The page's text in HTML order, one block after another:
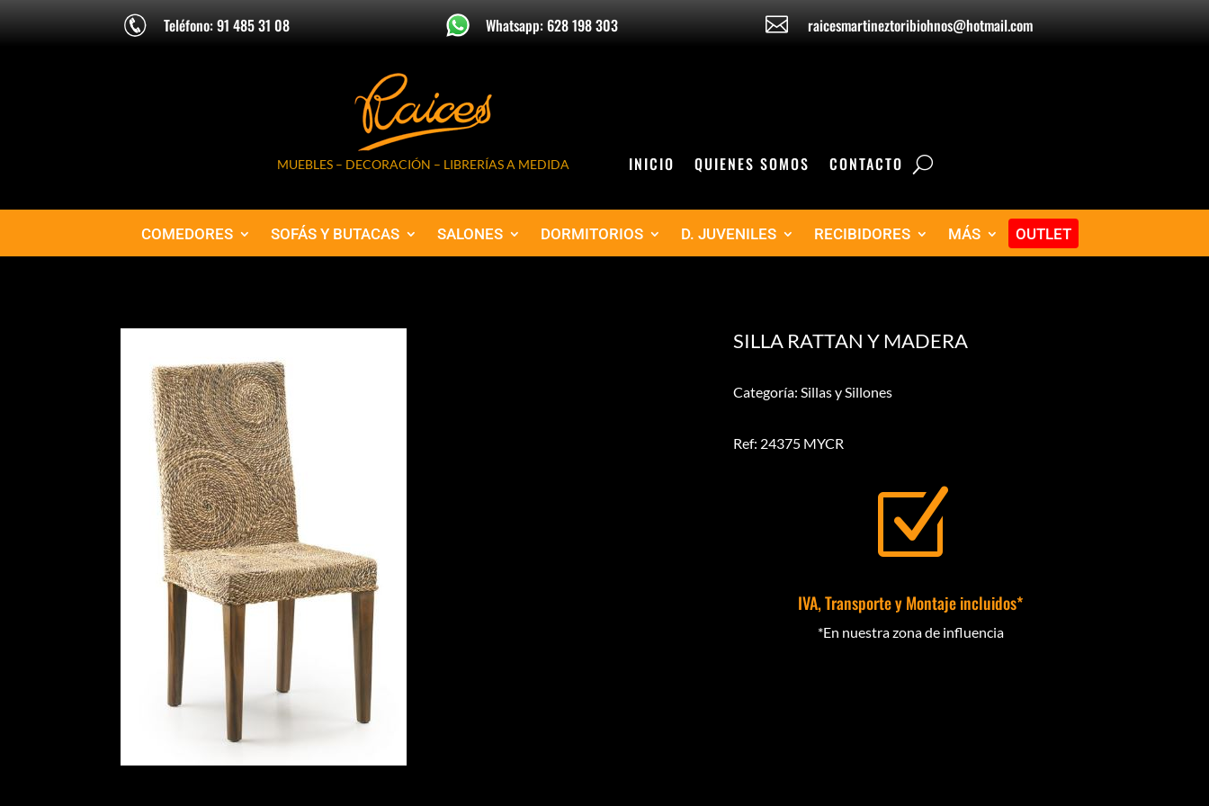
Teléfono: 91 485 31 08 Whatsapp: 628 198 303  raicesmartineztoribiohnos@hotmail.com
MUEBLES – DECORACIÓN – LIBRERÍAS A MEDIDA INICIO QUIENES SOMOS CONTACTO
COMEDORES SOFÁS Y BUTACAS SALONES DORMITORIOS D. JUVENILES RECIBIDORES MÁS OUTLET
SILLA RATTAN Y MADERA
Categoría: Sillas y Sillones
Ref: 24375 MYCR
Z
IVA, Transporte y Montaje incluidos*
*En nuestra zona de influencia